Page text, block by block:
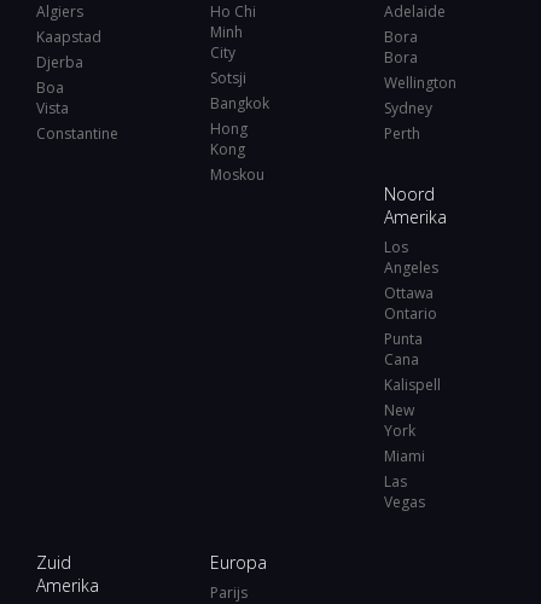
Algiers
Kaapstad
Djerba
Boa
Vista
Constantine
Ho Chi
Minh
City
Sotsji
Bangkok
Hong
Kong
Moskou
Adelaide
Bora
Bora
Wellington
Sydney
Perth
Noord
Amerika
Los
Angeles
Ottawa
Ontario
Punta
Cana
Kalispell
New
York
Miami
Las
Vegas
Zuid
Amerika
Europa
Parijs